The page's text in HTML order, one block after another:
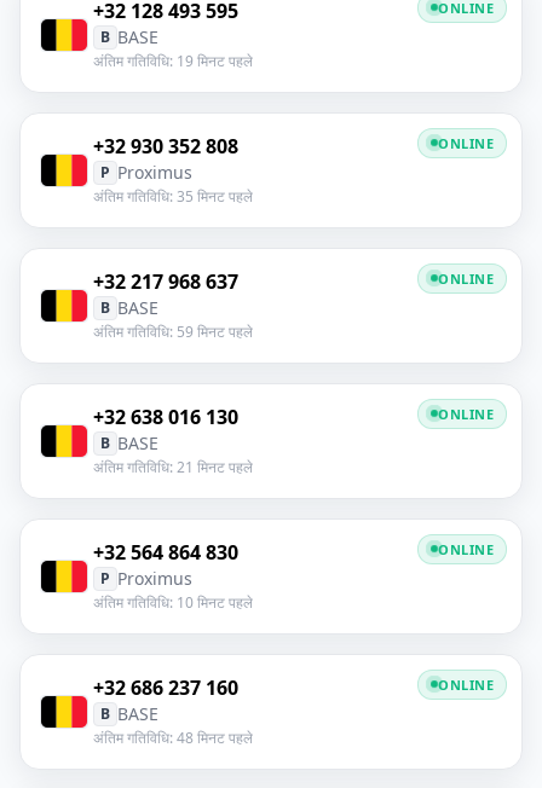
+32 128 493 595
B BASE
अंतिम गतिविधि: 19 मिनट पहले
ONLINE
+32 930 352 808
P Proximus
अंतिम गतिविधि: 35 मिनट पहले
ONLINE
+32 217 968 637
B BASE
अंतिम गतिविधि: 59 मिनट पहले
ONLINE
+32 638 016 130
B BASE
अंतिम गतिविधि: 21 मिनट पहले
ONLINE
+32 564 864 830
P Proximus
अंतिम गतिविधि: 10 मिनट पहले
ONLINE
+32 686 237 160
B BASE
अंतिम गतिविधि: 48 मिनट पहले
ONLINE